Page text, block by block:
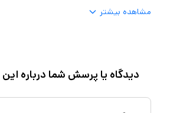
مشاهده بیشتر
دیدگاه یا پرسش شما درباره این